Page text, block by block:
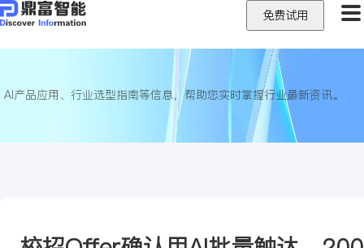
免费试用
产品应用、行业选型指南等信息，帮助您实时掌握行业最新资讯。